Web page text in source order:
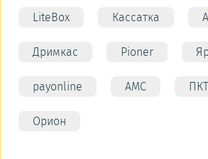
LiteBox Кассатка
Дримкас Pioner
payonline АМС
Орион